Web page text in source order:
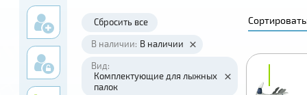
Сбросить все
В наличии: В наличии
Вид:
Комплектующие для лыжных
палок